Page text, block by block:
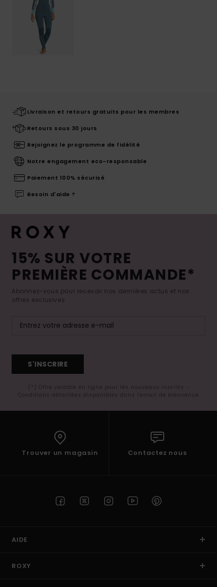
Livraison et retours gratuits pour les membres
Retours sous 30 jours
Rejoignez le programme de fidélité
Notre engagement eco-responsable
Paiement 100% sécurisé
Besoin d'aide ?
15% SUR VOTRE
PREMIÈRE COMMANDE*
Abonnez-vous pour recevoir nos dernières actus et nos
offres exclusives.
S'INSCRIRE
(*) Offre valable en ligne pour les nouveaux inscrits -
Conditions détaillées disponibles dans l'email de bienvenue
Trouver un magasin Contactez nous
AIDE
ROXY